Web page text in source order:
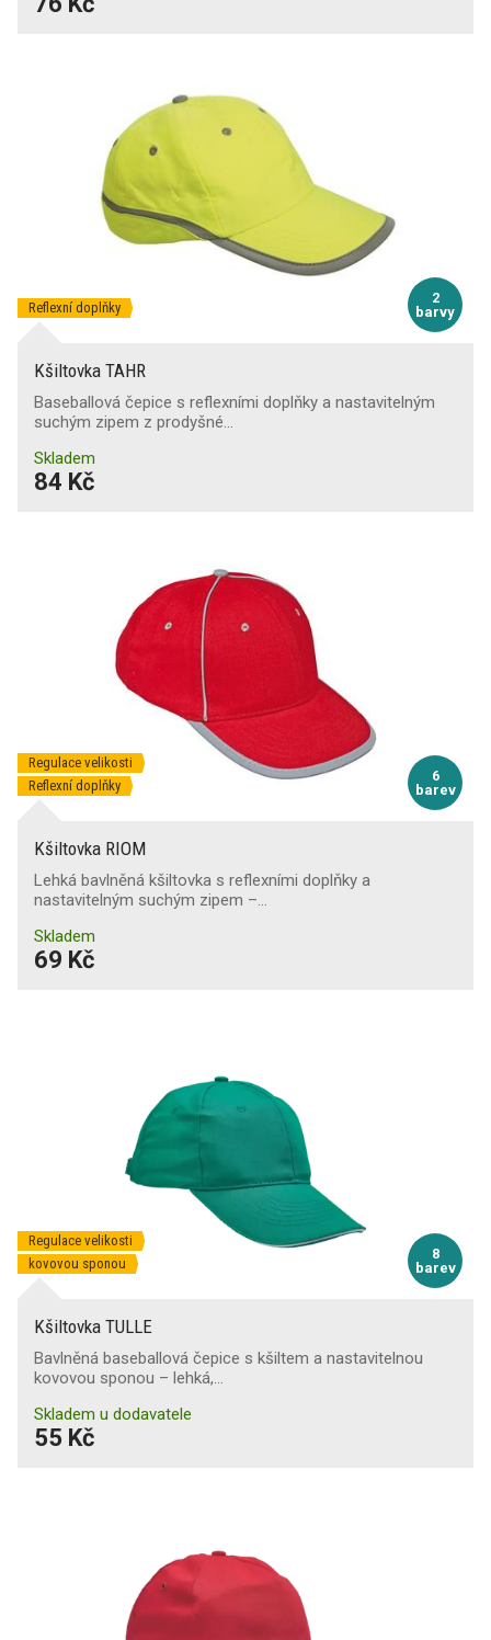
2
barvy
Reflexní doplňky
Kšiltovka TAHR
Baseballová čepice s reflexními doplňky a nastavitelným
suchým zipem z prodyšné…
Skladem
84 Kč
6
barev
Regulace velikosti
Reflexní doplňky
Kšiltovka RIOM
Lehká bavlněná kšiltovka s reflexními doplňky a
nastavitelným suchým zipem –…
Skladem
69 Kč
8
barev
Regulace velikosti
kovovou sponou
Kšiltovka TULLE
Bavlněná baseballová čepice s kšiltem a nastavitelnou
kovovou sponou – lehká,…
Skladem u dodavatele
55 Kč